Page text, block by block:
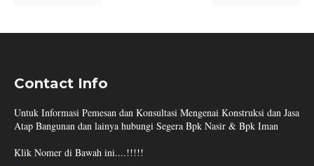
Contact Info
Untuk Informasi Pemesan dan Konsultasi Mengenai Konstruksi dan Jasa
Atap Bangunan dan lainya hubungi Segera Bpk Nasir & Bpk Iman
Klik Nomer di Bawah ini....!!!!!